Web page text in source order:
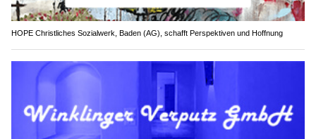
HOPE Christliches Sozialwerk, Baden (AG), schafft Perspektiven und Hoffnung